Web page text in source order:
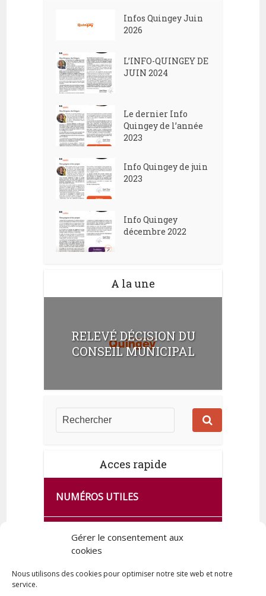
Gérer le consentement aux
cookies
Nous utilisons des cookies pour optimiser notre site web et notre
service.
Infos Quingey Juin
2026
L’INFO-QUINGEY DE
JUIN 2024
Le dernier Info
Quingey de l’année
2023
Info Quingey de juin
2023
Info Quingey
décembre 2022
A la une
RELEVÉ DÉCISION DU
CONSEIL MUNICIPAL
Acces rapide
NUMÉROS UTILES
CA SE PASSE À FRANCE SERVICES
DE QUINGEY